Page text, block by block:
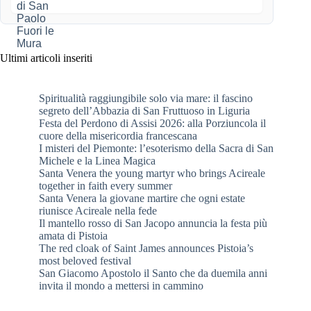
Ultimi articoli inseriti
Spiritualità raggiungibile solo via mare: il fascino
segreto dell’Abbazia di San Fruttuoso in Liguria
Festa del Perdono di Assisi 2026: alla Porziuncola il
cuore della misericordia francescana
I misteri del Piemonte: l’esoterismo della Sacra di San
Michele e la Linea Magica
Santa Venera the young martyr who brings Acireale
together in faith every summer
Santa Venera la giovane martire che ogni estate
riunisce Acireale nella fede
Il mantello rosso di San Jacopo annuncia la festa più
amata di Pistoia
The red cloak of Saint James announces Pistoia’s
most beloved festival
San Giacomo Apostolo il Santo che da duemila anni
invita il mondo a mettersi in cammino